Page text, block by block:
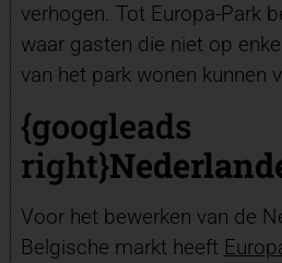
verhogen. Tot Europa-Park
waar gasten die niet op
van het park wonen kunnen
{googleads
right}
Voor het bewerken van de
Belgische markt heeft